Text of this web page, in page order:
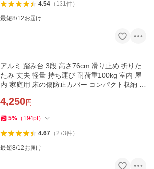
4.54（ 131件）
最短8/12お届け
アルミ 踏み台 3段 高さ76cm 滑り止め 折りた
たみ 丈夫 軽量 持ち運び 耐荷重100kg 室内 屋
内 家庭用 床の傷防止カバー コンパクト収納 コ
4,250円
5% （ 194pt）
4.67（273件）
最短8/12お届け